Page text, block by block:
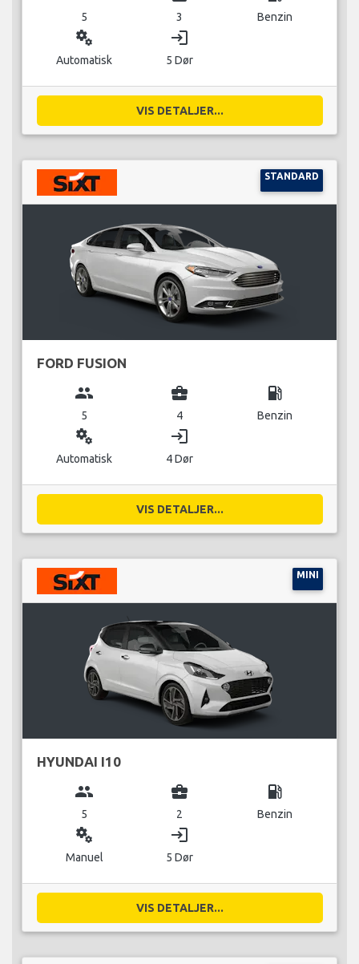
5 3 Benzin
miscellaneous_services
Automatisk
login
5 Dør
VIS DETALJER...
STANDARD
FORD FUSION
group
5
business_center
4
local_gas_station
Benzin
miscellaneous_services
Automatisk
login
4 Dør
VIS DETALJER...
MINI
HYUNDAI I10
group
5
business_center
2
local_gas_station
Benzin
miscellaneous_services
Manuel
login
5 Dør
VIS DETALJER...